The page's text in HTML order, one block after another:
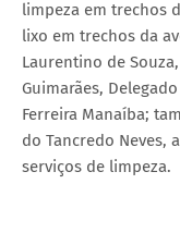
limpeza em trechos
lixo em trechos da
Laurentino de
Guimarães,
Ferreira Manaíba;
do Tancredo Neves,
serviços de limpeza.